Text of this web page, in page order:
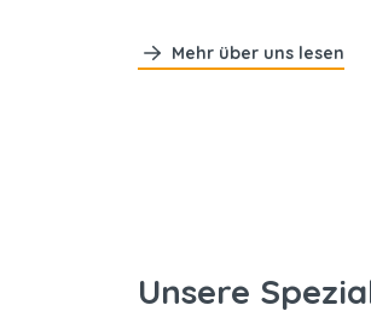
Mehr über uns lesen
Unsere